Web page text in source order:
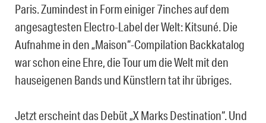
Paris. Zumindest in Form einiger 7inches auf dem
angesagtesten Electro-Label der Welt: Kitsuné. Die
Aufnahme in den „Maison“-Compilation Backkatalog
war schon eine Ehre, die Tour um die Welt mit den
hauseigenen Bands und Künstlern tat ihr übriges.
Jetzt erscheint das Debüt „X Marks Destination“. Und